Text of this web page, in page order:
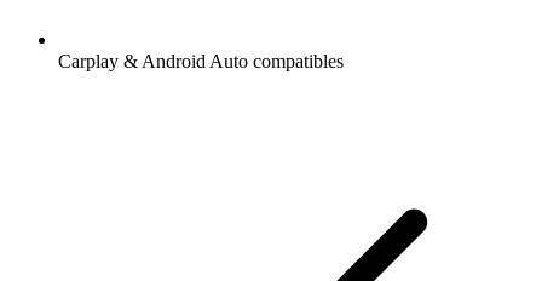
Carplay & Android Auto compatibles